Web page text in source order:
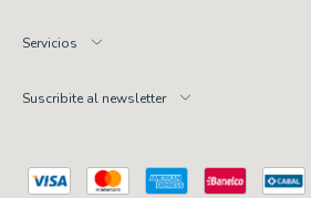
Servicios
Suscribite al newsletter